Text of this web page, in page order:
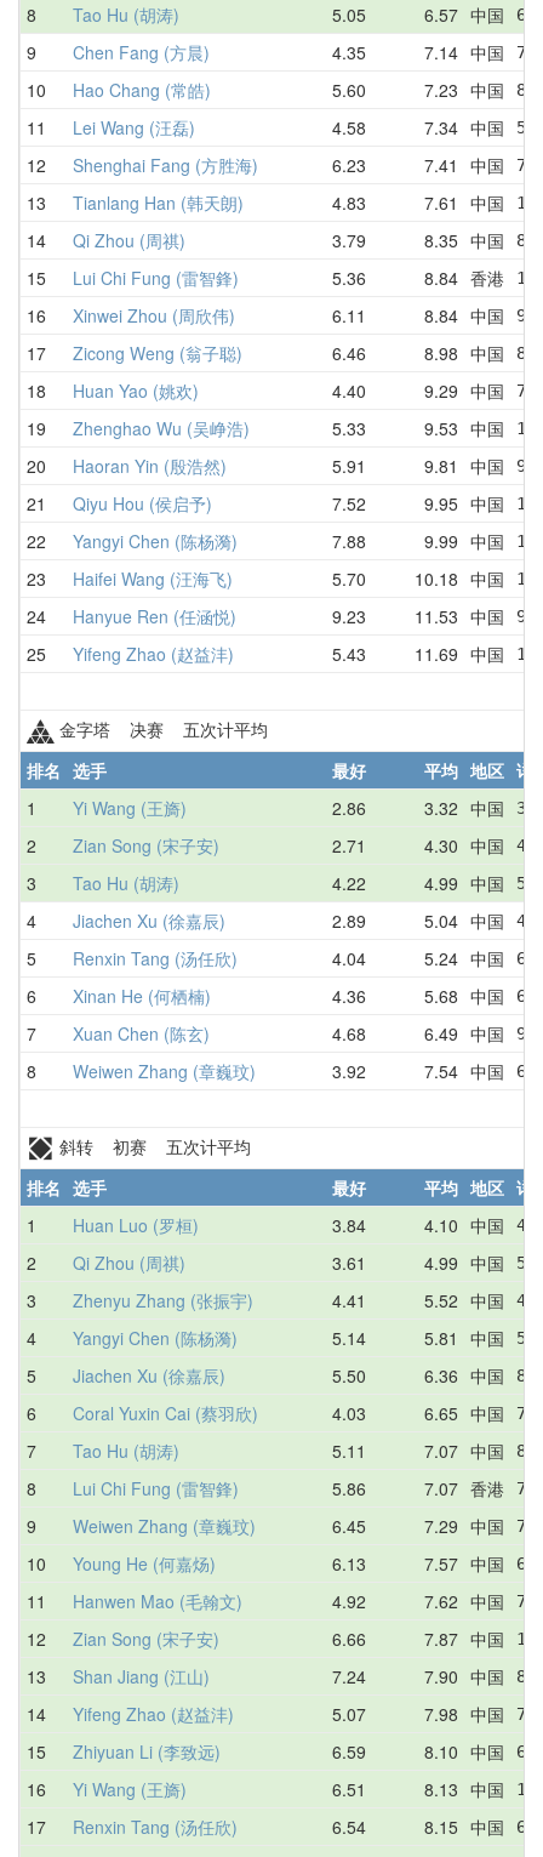
8 Tao Hu (胡涛) 5.05 6.57 中国
9 Chen Fang (方晨) 4.35 7.14 中国
10 Hao Chang (常皓) 5.60 7.23 中国
11 Lei Wang (汪磊) 4.58 7.34 中国
12 Shenghai Fang (方胜海) 6.23 7.41 中国
13 Tianlang Han (韩天朗) 4.83 7.61 中国
14 Qi Zhou (周祺) 3.79 8.35 中国
15 Lui Chi Fung (雷智鋒) 5.36 8.84 香港
16 Xinwei Zhou (周欣伟) 6.11 8.84 中国
17 Zicong Weng (翁子聪) 6.46 8.98 中国
18 Huan Yao (姚欢) 4.40 9.29 中国
19 Zhenghao Wu (吴峥浩) 5.33 9.53 中国
20 Haoran Yin (殷浩然) 5.91 9.81 中国
21 Qiyu Hou (侯启予) 7.52 9.95 中国
22 Yangyi Chen (陈杨漪) 7.88 9.99 中国
23 Haifei Wang (汪海飞) 5.70 10.18 中国
24 Hanyue Ren (任涵悦) 9.23 11.53 中国
25 Yifeng Zhao (赵益沣) 5.43 11.69 中国
金字塔 决赛 五次计平均
排名 选手 最好 平均 地区 详
1
Yi Wang (王旖) 2.86 3.32 中国
2 Zian Song (宋子安) 2.71 4.30 中国
3 Tao Hu (胡涛) 4.22 4.99 中国
4 Jiachen Xu (徐嘉辰) 2.89 5.04 中国
5 Renxin Tang (汤任欣) 4.04 5.24 中国
6 Xinan He (何栖楠) 4.36 5.68 中国
7 Xuan Chen (陈玄) 4.68 6.49 中国
8 Weiwen Zhang (章巍玟) 3.92 7.54 中国
斜转 初赛 五次计平均
排名 选手 最好 平均 地区 详
1
Huan Luo (罗桓) 3.84 4.10 中国
2 Qi Zhou (周祺) 3.61 4.99 中国
3 Zhenyu Zhang (张振宇) 4.41 5.52 中国
4 Yangyi Chen (陈杨漪) 5.14 5.81 中国
5 Jiachen Xu (徐嘉辰) 5.50 6.36 中国
6 Coral Yuxin Cai (蔡羽欣) 4.03 6.65 中国
7 Tao Hu (胡涛) 5.11 7.07 中国
8 Lui Chi Fung (雷智鋒) 5.86 7.07 香港
9 Weiwen Zhang (章巍玟) 6.45 7.29 中国
10 Young He (何嘉炀) 6.13 7.57 中国
11 Hanwen Mao (毛翰文) 4.92 7.62 中国
12 Zian Song (宋子安) 6.66 7.87 中国
13 Shan Jiang (江山) 7.24 7.90 中国
14 Yifeng Zhao (赵益沣) 5.07 7.98 中国
15 Zhiyuan Li (李致远) 6.59 8.10 中国
16 Yi Wang (王旖) 6.51 8.13 中国
17 Renxin Tang (汤任欣) 6.54 8.15 中国